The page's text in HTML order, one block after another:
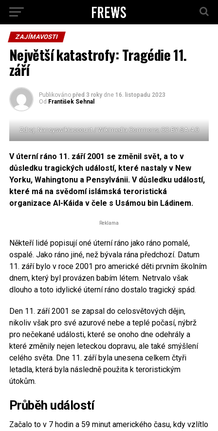
ZAJÍMAVOSTI
Největší katastrofy: Tragédie 11.
září
Publikováno před 3 roky dne 16. listopadu 2023
Od František Sehnal
Zdroj: Nancyswikiaccount / Wikimedia Commons; CC-BY-SA-4.0
V úterní ráno 11. září 2001 se změnil svět, a to v
důsledku tragických událostí, které nastaly v New
Yorku, Wahingtonu a Pensylvánii. V důsledku událostí,
které má na svědomí islámská teroristická
organizace Al-Káida v čele s Usámou bin Ládinem.
Reklama
Někteří lidé popisují oné úterní ráno jako ráno pomalé,
ospalé. Jako ráno jiné, než bývala rána předchozí. Datum
11. září bylo v roce 2001 pro americké děti prvním školním
dnem, který byl provázen babím létem. Netrvalo však
dlouho a toto idylické úterní ráno dostalo tragický spád.
Den 11. září 2001 se zapsal do celosvětových dějin,
nikoliv však pro své azurové nebe a teplé počasí, nýbrž
pro nečekané události, které se onoho dne odehrály a
které změnily nejen leteckou dopravu, ale také smýšlení
celého světa. Dne 11. září byla unesena celkem čtyři
letadla, která byla následně použita k teroristickým
útokům.
Průběh událostí
Začalo to v 7 hodin a 59 minut amerického času, kdy vzlítlo